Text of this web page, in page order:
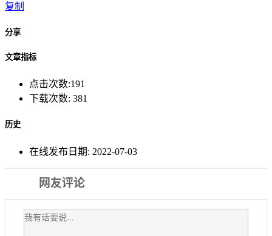
复制
分享
文章指标
点击次数:191
下载次数: 381
历史
在线发布日期: 2022-07-03
网友评论